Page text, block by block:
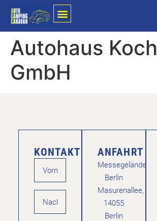
Autohaus Koch
GmbH
KONTAKT ANFAHRT
Messegelände
Berlin
Masurenallee,
14055
Berlin